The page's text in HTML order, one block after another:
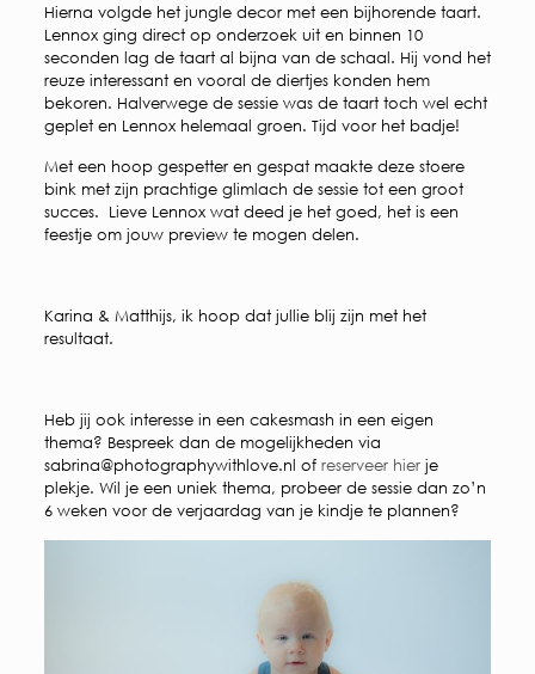
Hierna volgde het jungle decor met een bijhorende taart.
Lennox ging direct op onderzoek uit en binnen 10
seconden lag de taart al bijna van de schaal. Hij vond het
reuze interessant en vooral de diertjes konden hem
bekoren. Halverwege de sessie was de taart toch wel echt
geplet en Lennox helemaal groen. Tijd voor het badje!
Met een hoop gespetter en gespat maakte deze stoere
bink met zijn prachtige glimlach de sessie tot een groot
succes. Lieve Lennox wat deed je het goed, het is een
feestje om jouw preview te mogen delen.
Karina & Matthijs, ik hoop dat jullie blij zijn met het
resultaat.
Heb jij ook interesse in een cakesmash in een eigen
thema? Bespreek dan de mogelijkheden via
sabrina@photographywithlove.nl of reserveer hierje
plekje. Wil je een uniek thema, probeer de sessie dan zo’n
6 weken voor de verjaardag van je kindje te plannen?